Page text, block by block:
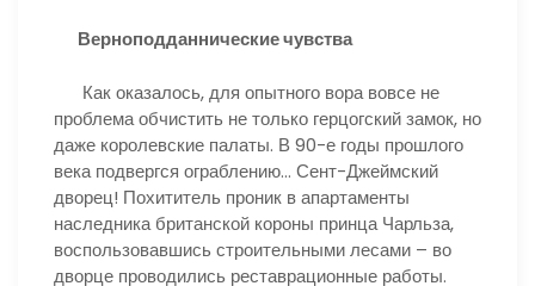
Верноподданнические чувства
Как оказалось, для опытного вора вовсе не
проблема обчистить не только герцогский замок, но
даже королевские палаты. В 90-е годы прошлого
века подвергся ограблению… Сент-Джеймский
дворец! Похититель проник в апартаменты
наследника британской короны принца Чарльза,
воспользовавшись строительными лесами – во
дворце проводились реставрационные работы.